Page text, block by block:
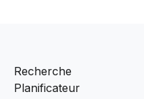
Recherche
Planificateur